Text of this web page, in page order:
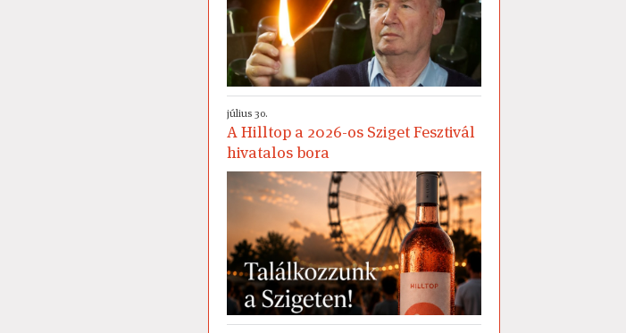
július 30.
A Hilltop a 2026-os Sziget Fesztivál
hivatalos bora